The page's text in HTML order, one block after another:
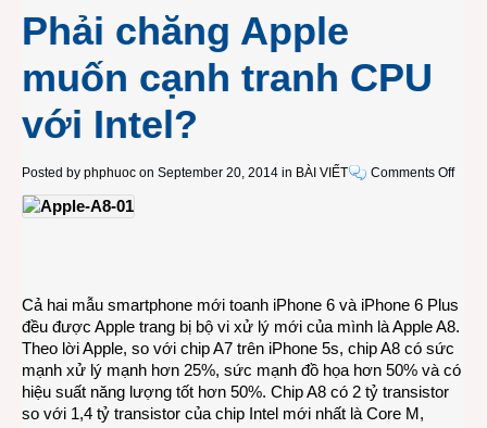
Phải chăng Apple
muốn cạnh tranh CPU
với Intel?
Posted by phphuoc on September 20, 2014 in BÀI VIẾT Comments Offon
tranh
CPU
Intel?
Cả hai mẫu smartphone mới toanh iPhone 6 và iPhone 6 Plus
đều được Apple trang bị bộ vi xử lý mới của mình là Apple A8.
Theo lời Apple, so với chip A7 trên iPhone 5s, chip A8 có sức
mạnh xử lý mạnh hơn 25%, sức mạnh đồ họa hơn 50% và có
hiệu suất năng lượng tốt hơn 50%. Chip A8 có 2 tỷ transistor
so với 1,4 tỷ transistor của chip Intel mới nhất là Core M,